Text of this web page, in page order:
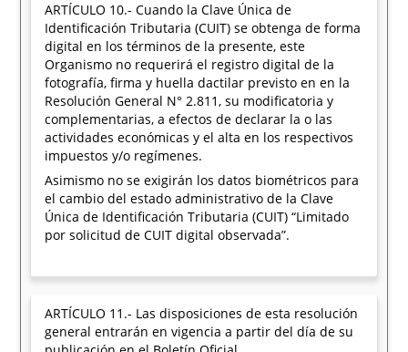
ARTÍCULO 10.- Cuando la Clave Única de
Identificación Tributaria (CUIT) se obtenga de forma
digital en los términos de la presente, este
Organismo no requerirá el registro digital de la
fotografía, firma y huella dactilar previsto en en la
Resolución General N° 2.811, su modificatoria y
complementarias, a efectos de declarar la o las
actividades económicas y el alta en los respectivos
impuestos y/o regímenes.
Asimismo no se exigirán los datos biométricos para
el cambio del estado administrativo de la Clave
Única de Identificación Tributaria (CUIT) “Limitado
por solicitud de CUIT digital observada”.
ARTÍCULO 11.- Las disposiciones de esta resolución
general entrarán en vigencia a partir del día de su